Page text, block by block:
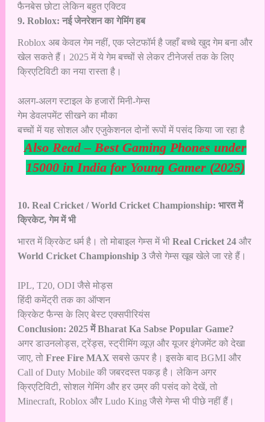
फैनबेस छोटा लेकिन बहुत एक्टिव
9. Roblox: नई जेनरेशन का गेमिंग हब
Roblox अब केवल गेम नहीं, एक प्लेटफॉर्म है जहाँ बच्चे खुद गेम बना और
खेल सकते हैं। 2025 में ये गेम बच्चों से लेकर टीनेजर्स तक के लिए
क्रिएटिविटी का नया रास्ता है।
अलग-अलग स्टाइल के हजारों मिनी-गेम्स
गेम डेवलपमेंट सीखने का मौका
बच्चों में यह सोशल और एजुकेशनल दोनों रूपों में पसंद किया जा रहा है
Also Read – Best Gaming Phones under
15000 in India for Young Gamer (2025)
10. Real Cricket / World Cricket Championship: भारत में
क्रिकेट, गेम में भी
भारत में क्रिकेट धर्म है। तो मोबाइल गेम्स में भी Real Cricket 24और
World Cricket Championship 3जैसे गेम्स खूब खेले जा रहे हैं।
IPL, T20, ODI जैसे मोड्स
हिंदी कमेंट्री तक का ऑप्शन
क्रिकेट फैन्स के लिए बेस्ट एक्सपीरियंस
Conclusion: 2025 में Bharat Ka Sabse Popular Game?
अगर डाउनलोड्स, ट्रेंड्स, स्ट्रीमिंग व्यूज़ और यूजर इंगेजमेंट को देखा
जाए, तो Free Fire MAX सबसे ऊपर है। इसके बाद BGMI और
Call of Duty Mobile की जबरदस्त पकड़ है। लेकिन अगर
क्रिएटिविटी, सोशल गेमिंग और हर उम्र की पसंद को देखें, तो
Minecraft, Roblox और Ludo King जैसे गेम्स भी पीछे नहीं हैं।